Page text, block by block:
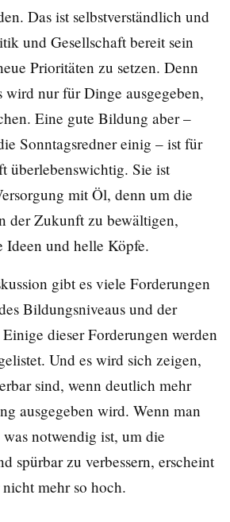
Das ist selbstverständlich und
und Gesellschaft bereit sein
Prioritäten zu setzen. Denn
wird nur für Dinge ausgegeben,
Eine gute Bildung aber –
Sonntagsredner einig – ist für
überlebenswichtig. Sie ist
mit Öl, denn um die
der Zukunft zu bewältigen,
Ideen und helle Köpfe.
gibt es viele Forderungen
Bildungsniveaus und der
dieser Forderungen werden
Und es wird sich zeigen,
sind, wenn deutlich mehr
ausgegeben wird. Wenn man
notwendig ist, um die
spürbar zu verbessern, erscheint
mehr so hoch.